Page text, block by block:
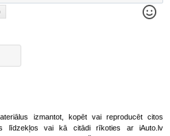
izmantot, kopēt vai reproducēt citos
līdzekļos vai kā citādi rīkoties ar iAuto.lv